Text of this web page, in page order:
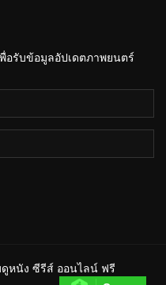
อรับข้อมูลอัปเดตภาพยนตร์
ดูหนัง ซีรีส์ ออนไลน์ ฟรี